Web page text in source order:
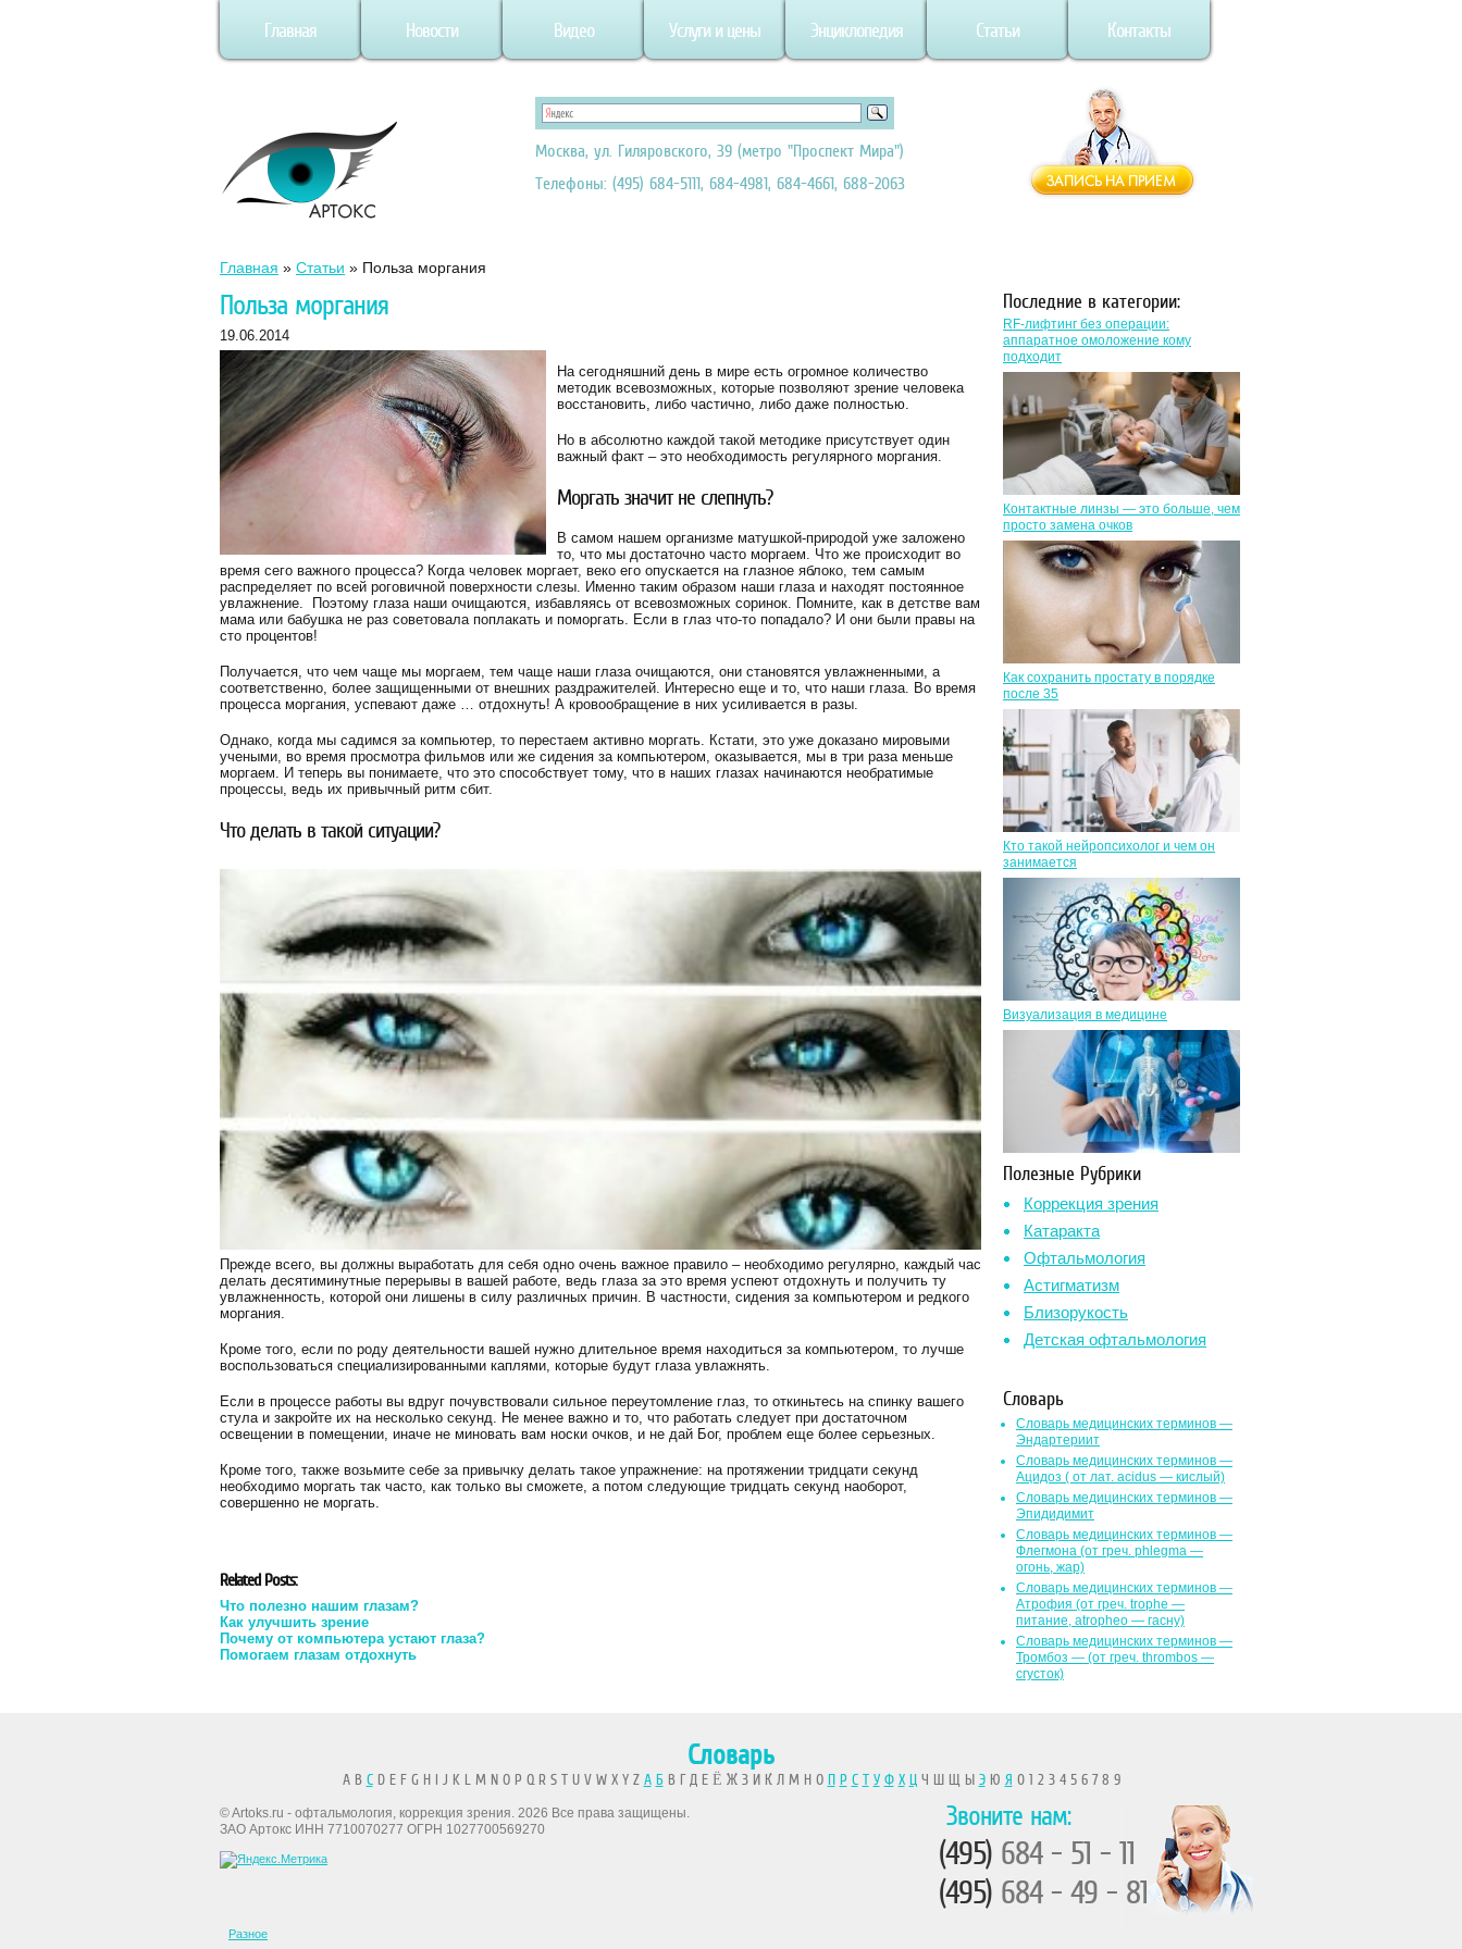
Главная Новости Видео Услуги и цены Энциклопедия Статьи Контакты
Москва, ул. Гиляровского, 39 (метро "Проспект Мира")
Телефоны: (495) 684-5111, 684-4981, 684-4661, 688-2063
Главная » Статьи » Польза моргания
Польза моргания
19.06.2014
На сегодняшний день в мире есть огромное количество
методик всевозможных, которые позволяют зрение человека
восстановить, либо частично, либо даже полностью.
Но в абсолютно каждой такой методике присутствует один
важный факт – это необходимость регулярного моргания.
Моргать значит не слепнуть?
В самом нашем организме матушкой-природой уже заложено
то, что мы достаточно часто моргаем. Что же происходит во
время сего важного процесса? Когда человек моргает, веко его опускается на глазное яблоко, тем самым
распределяет по всей роговичной поверхности слезы. Именно таким образом наши глаза и находят постоянное
увлажнение. Поэтому глаза наши очищаются, избавляясь от всевозможных соринок. Помните, как в детстве вам
мама или бабушка не раз советовала поплакать и поморгать. Если в глаз что-то попадало? И они были правы на
сто процентов!
Получается, что чем чаще мы моргаем, тем чаще наши глаза очищаются, они становятся увлажненными, а
соответственно, более защищенными от внешних раздражителей. Интересно еще и то, что наши глаза. Во время
процесса моргания, успевают даже … отдохнуть! А кровообращение в них усиливается в разы.
Однако, когда мы садимся за компьютер, то перестаем активно моргать. Кстати, это уже доказано мировыми
учеными, во время просмотра фильмов или же сидения за компьютером, оказывается, мы в три раза меньше
моргаем. И теперь вы понимаете, что это способствует тому, что в наших глазах начинаются необратимые
процессы, ведь их привычный ритм сбит.
Что делать в такой ситуации?
Прежде всего, вы должны выработать для себя одно очень важное правило – необходимо регулярно, каждый час
делать десятиминутные перерывы в вашей работе, ведь глаза за это время успеют отдохнуть и получить ту
увлажненность, которой они лишены в силу различных причин. В частности, сидения за компьютером и редкого
моргания.
Кроме того, если по роду деятельности вашей нужно длительное время находиться за компьютером, то лучше
воспользоваться специализированными каплями, которые будут глаза увлажнять.
Если в процессе работы вы вдруг почувствовали сильное переутомление глаз, то откиньтесь на спинку вашего
стула и закройте их на несколько секунд. Не менее важно и то, что работать следует при достаточном
освещении в помещении, иначе не миновать вам носки очков, и не дай Бог, проблем еще более серьезных.
Кроме того, также возьмите себе за привычку делать такое упражнение: на протяжении тридцати секунд
необходимо моргать так часто, как только вы сможете, а потом следующие тридцать секунд наоборот,
совершенно не моргать.
Related Posts:
Что полезно нашим глазам?
Как улучшить зрение
Почему от компьютера устают глаза?
Помогаем глазам отдохнуть
Последние в категории:
RF-лифтинг без операции:
аппаратное омоложение кому
подходит
Контактные линзы — это больше, чем
просто замена очков
Как сохранить простату в порядке
после 35
Кто такой нейропсихолог и чем он
занимается
Визуализация в медицине
Полезные Рубрики
Коррекция зрения
Катаракта
Офтальмология
Астигматизм
Близорукость
Детская офтальмология
Словарь
Словарь медицинских терминов —
Эндартериит
Словарь медицинских терминов —
Ацидоз ( от лат. асidus — кислый)
Словарь медицинских терминов —
Эпидидимит
Словарь медицинских терминов —
Флегмона (от гpeч. phlegma —
огонь, жар)
Словарь медицинских терминов —
Атрофия (от греч. trophe —
питание, atropheo — гасну)
Словарь медицинских терминов —
Тромбоз — (от греч. thrombos —
сгусток)
Словарь
A B CD E F G H I J K L M N O P Q R S T U V W X Y Z А БВ Г Д Е Ё Ж З И К Л М Н О П Р С Т У Ф Х ЦЧ Ш Щ Ы ЭЮ Я 0 1 2 3 4 5 6 7 8 9
© Artoks.ru - офтальмология, коррекция зрения. 2026 Все права защищены.
ЗАО Артокс ИНН 7710070277 ОГРН 1027700569270
Звоните нам:
(495) 684 - 51 - 11
(495) 684 - 49 - 81
Разное